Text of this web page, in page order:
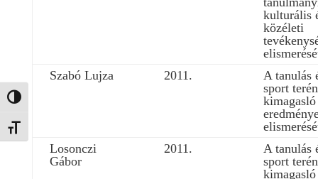
Nagy kontraszt váltása
Betűméret váltása
kulturális
közéleti
Szabó Lujza
2011.
A tanulás
sport
kimagasló
Losonczi
Gábor
2011.
A tanulás
sport
kimagasló